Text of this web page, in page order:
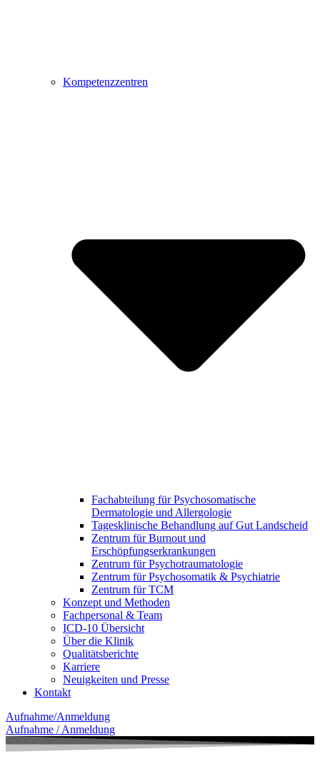
Kompetenzzentren
Fachabteilung für Psychosomatische
Dermatologie und Allergologie
Tagesklinische Behandlung auf Gut Landscheid
Zentrum für Burnout und
Erschöpfungserkrankungen
Zentrum für Psychotraumatologie
Zentrum für Psychosomatik & Psychiatrie
Zentrum für TCM
Konzept und Methoden
Fachpersonal & Team
ICD-10 Übersicht
Über die Klinik
Qualitätsberichte
Karriere
Neuigkeiten und Presse​
Kontakt
Aufnahme/Anmeldung
Aufnahme / Anmeldung